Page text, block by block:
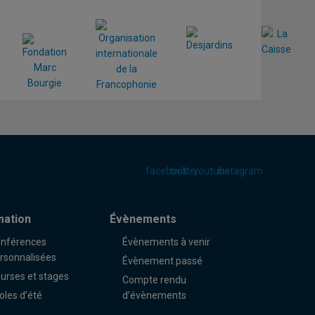
et stages
d’été
Évènements
Évènements à venir
Évènement passé
Compte rendu
d’évènements
facebook
twitteryoutubeinstagram